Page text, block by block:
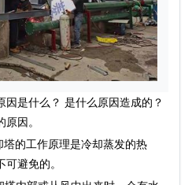
是什么？ 是什么原因造成的？
因。
的工作原理是冷却蒸发的热
避免的。